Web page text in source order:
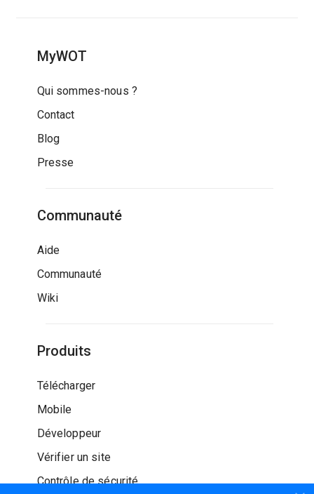
MyWOT
Qui sommes-nous ?
Contact
Blog
Presse
Communauté
Aide
Communauté
Wiki
Produits
Télécharger
Mobile
Développeur
Vérifier un site
Contrôle de sécurité